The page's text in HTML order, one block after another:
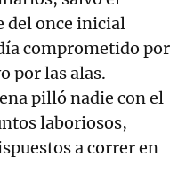
del once inicial
comprometido por
por las alas.
pilló nadie con el
laboriosos,
a correr en